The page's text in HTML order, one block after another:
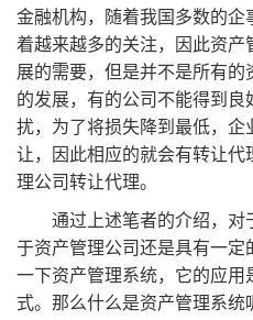
金融机构，随着我国多数的企
着越来越多的关注，因此资
展的需要，但是并不是所有
的发展，有的公司不能得到良
扰，为了将损失降到最低，
让，因此相应的就会有转让
理公司转让代理。
通过上述笔者的介绍，对
于资产管理公司还是具有一
一下资产管理系统，它的应
式。那么什么是资产管理系统